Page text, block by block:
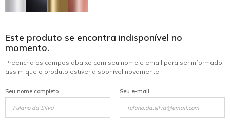
Este produto se encontra indisponível no
momento.
Preencha os campos abaixo com seu nome e email para ser informado
assim que o produto estiver disponível novamente:
Seu nome completo Seu e-mail